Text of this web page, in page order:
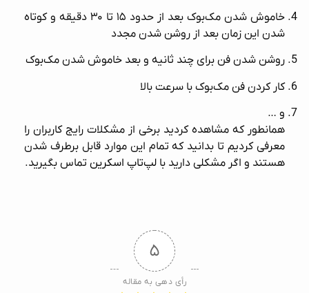
خاموش شدن مک‌بوک بعد از حدود ۱۵ تا ۳۰ دقیقه و کوتاه
شدن این زمان بعد از روشن شدن مجدد
روشن شدن فن برای چند ثانیه و بعد خاموش شدن مک‌بوک
کار کردن فن مک‌بوک با سرعت بالا
و …
همانطور که مشاهده کردید برخی از مشکلات رایج کاربران را
معرفی کردیم تا بدانید که تمام این موارد قابل برطرف شدن
هستند و اگر مشکلی دارید با لپ‌تاپ اسکرین تماس بگیرید.
۵
رأی دهی به مقاله